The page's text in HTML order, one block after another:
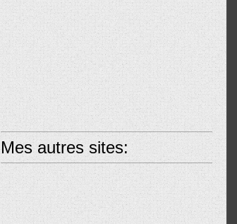
Mes autres sites: